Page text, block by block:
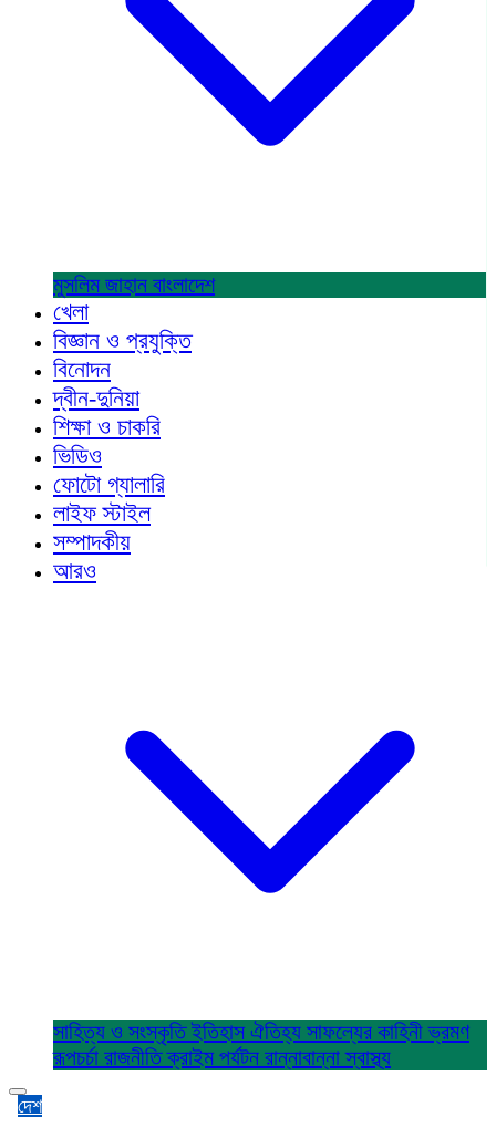
মুসলিম জাহান বাংলাদেশ
খেলা
বিজ্ঞান ও প্রযুক্তি
বিনোদন
দ্বীন-দুনিয়া
শিক্ষা ও চাকরি
ভিডিও
ফোটো গ্যালারি
লাইফ স্টাইল
সম্পাদকীয়
আরও
সাহিত্য ও সংস্কৃতিইতিহাস ঐতিহ্য সাফল্যের কাহিনীভ্রমণ
রূপচর্চা রাজনীতিক্রাইম পর্যটন রান্নাবান্নাস্বাস্থ্য
দেশ